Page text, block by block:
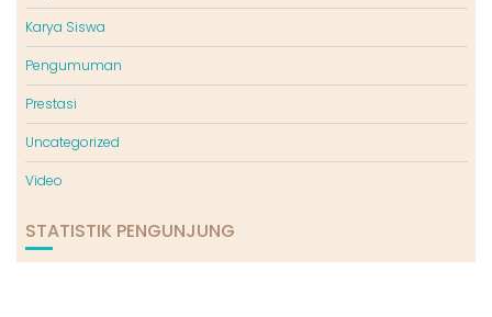
Karya Siswa
Pengumuman
Prestasi
Uncategorized
Video
STATISTIK PENGUNJUNG